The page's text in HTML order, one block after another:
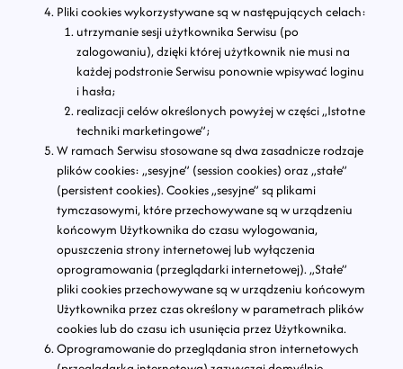
Pliki cookies wykorzystywane są w następujących celach:
utrzymanie sesji użytkownika Serwisu (po
zalogowaniu), dzięki której użytkownik nie musi na
każdej podstronie Serwisu ponownie wpisywać loginu
i hasła;
realizacji celów określonych powyżej w części „Istotne
techniki marketingowe”;
W ramach Serwisu stosowane są dwa zasadnicze rodzaje
plików cookies: „sesyjne” (session cookies) oraz „stałe”
(persistent cookies). Cookies „sesyjne” są plikami
tymczasowymi, które przechowywane są w urządzeniu
końcowym Użytkownika do czasu wylogowania,
opuszczenia strony internetowej lub wyłączenia
oprogramowania (przeglądarki internetowej). „Stałe”
pliki cookies przechowywane są w urządzeniu końcowym
Użytkownika przez czas określony w parametrach plików
cookies lub do czasu ich usunięcia przez Użytkownika.
Oprogramowanie do przeglądania stron internetowych